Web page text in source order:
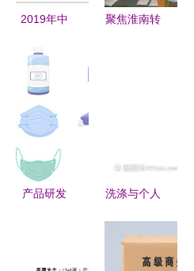
2019年中
业个人卫生
用品销售报
告 增长动
力与未来展
望
聚焦淮南转
业腾飞
产品研发
售的创新蓝
洗涤与个人
图片背后的
消费心理学